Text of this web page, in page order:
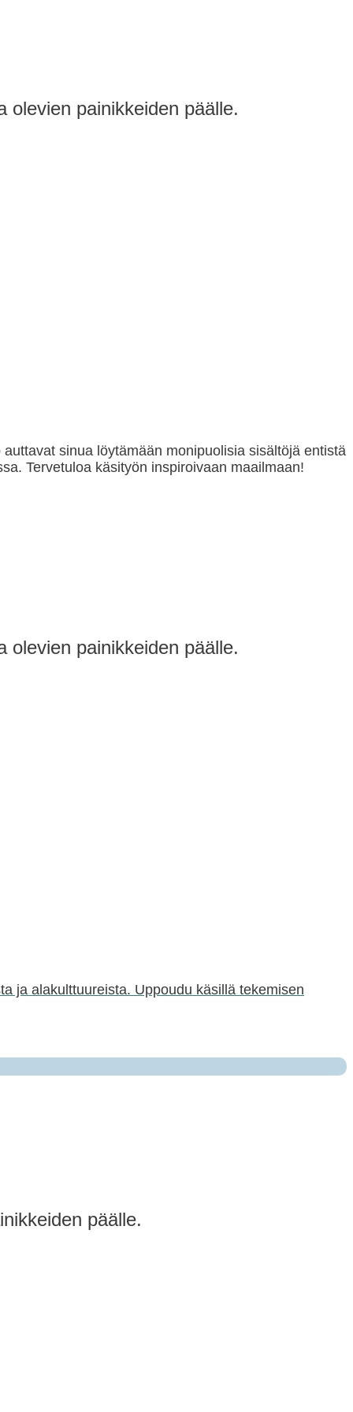
olevien painikkeiden päälle.
sinua löytämään monipuolisia sisältöjä entistä
Tervetuloa käsityön inspiroivaan maailmaan!
olevien painikkeiden päälle.
ja alakulttuureista. Uppoudu käsillä tekemisen
päälle.